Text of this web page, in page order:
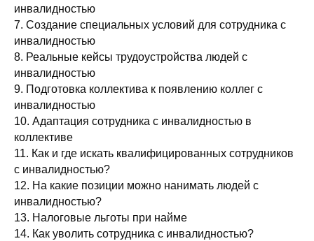
инвалидностью
7. Создание специальных условий для сотрудника с
инвалидностью
8. Реальные кейсы трудоустройства людей с
инвалидностью
9. Подготовка коллектива к появлению коллег с
инвалидностью
10. Адаптация сотрудника с инвалидностью в
коллективе
11. Как и где искать квалифицированных сотрудников
с инвалидностью?
12. На какие позиции можно нанимать людей с
инвалидностью?
13. Налоговые льготы при найме
14. Как уволить сотрудника с инвалидностью?